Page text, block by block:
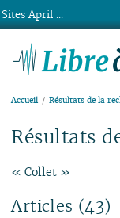
Accueil Résultats de la
Résultats
« Collet »
Articles (43)
Sites April ...